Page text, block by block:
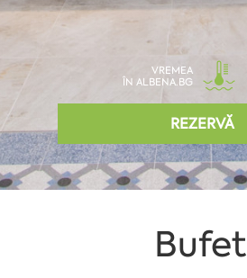
VREMEA
ÎN ALBENA.BG
REZERVĂ
Bufet